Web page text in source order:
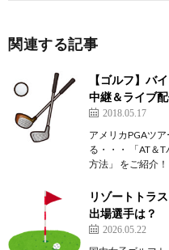
関連する記事
【ゴルフ】バ
中継＆ライブ配
2018.05.17
アメリカPGAツ
る・・・ 「AT＆
方法」 をご紹介
リゾートトラ
出場選手は？
2026.05.22